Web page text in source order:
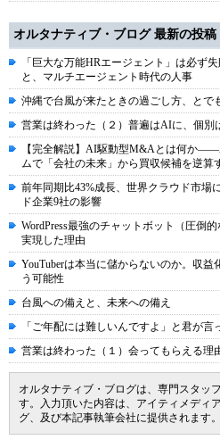
オルタナティブ・ブログ 最新の投稿
「巨大な万能HRエージェント」は必ず
と、マルチエージェント時代の人事
沖縄で台風が来たときの過ごし方、とで
営業は終わった（２）普遍はAIに、個別
【完全解説】AI駆動型M&Aとは何か
ムで「会社の未来」から買収候補を逆算
前年同期比43%成長、世界クラウド市場
ド企業9社の影響
WordPress最強のチャットボット（圧倒
実現した理由
YouTuberは本当に儲からないのか。収
う可能性
台風への備えと、未来への備え
「ご年配には難しいんですよ」と君が
営業は終わった（１）会ってもらえる理
オルタナティブ・ブログは、専門スタッ
す。入力頂いた内容は、アイティメディ
グ、及び本記事執筆会社に提供されます。